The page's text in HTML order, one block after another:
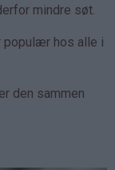
mindre søt.
populær hos alle i
den sammen